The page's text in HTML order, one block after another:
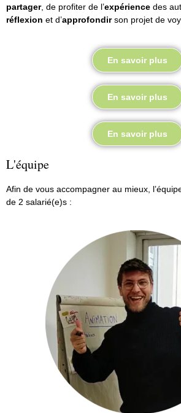
partager, de profiter de l’expérience des
réflexion et d’approfondirson projet de
En savoir plus
En savoir plus
En savoir plus
L'équipe
Afin de vous accompagner au mieux,
de 2 salarié(e)s :